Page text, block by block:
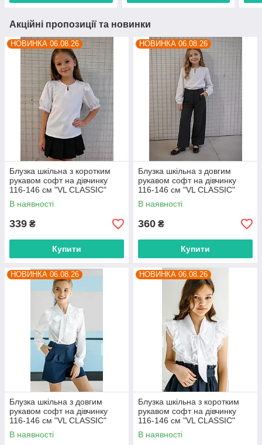
Акційні пропозиції та новинки
НОВИНКА 06.08.26
Блузка шкільна з коротким
рукавом софт на дівчинку
116-146 см "VL CLASSIC"
недорого від прямого
постачальника
В наявності
339 ₴
Купити
НОВИНКА 06.08.26
Блузка шкільна з довгим
рукавом софт на дівчинку
116-146 см "VL CLASSIC"
недорого від прямого
постачальника
В наявності
360 ₴
Купити
НОВИНКА 06.08.26
Блузка шкільна з довгим
рукавом софт на дівчинку
116-146 см "VL CLASSIC"
недорого від прямого
постачальника
В наявності
НОВИНКА 06.08.26
Блузка шкільна з коротким
рукавом софт на дівчинку
116-146 см "VL CLASSIC"
недорого від прямого
постачальника
В наявності